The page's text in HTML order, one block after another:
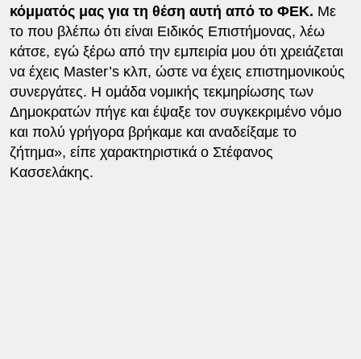
κόμματός μας για τη θέση αυτή από το ΦΕΚ. Με
το που βλέπω ότι είναι Ειδικός Επιστήμονας, λέω
κάτσε, εγώ ξέρω από την εμπειρία μου ότι χρειάζεται
να έχεις Master’s κλπ, ώστε να έχεις επιστημονικούς
συνεργάτες. Η ομάδα νομικής τεκμηρίωσης των
Δημοκρατών πήγε και έψαξε τον συγκεκριμένο νόμο
και πολύ γρήγορα βρήκαμε και αναδείξαμε το
ζήτημα», είπε χαρακτηριστικά ο Στέφανος
Κασσελάκης.